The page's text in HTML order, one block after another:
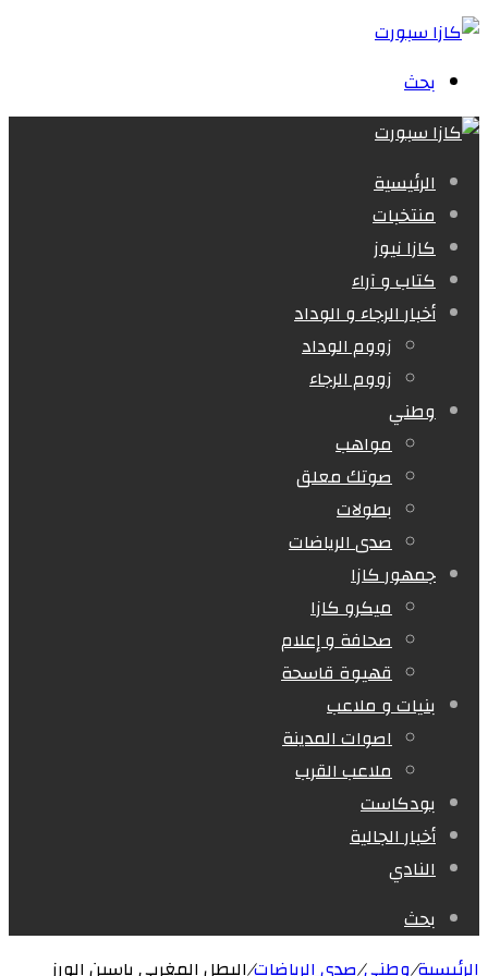
بحث
الرئيسية
منتخبات
كازا نيوز
كتاب و آراء
أخبار الرجاء و الوداد
زووم الوداد
زووم الرجاء
وطني
مواهب
صوتك معلق
بطولات
صدى الرياضات
جمهور كازا
ميكرو كازا
صحافة و إعلام
قهيوة قاسحة
بنيات و ملاعب
اصوات المدينة
ملاعب القرب
بودكاست
أخبار الجالية
النادي
بحث
الرئيسية/وطني/صدى الرياضات/البطل المغربي ياسين الورز